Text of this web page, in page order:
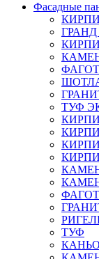
Фасадные
ТУФ
ФАГОТ
ТУФ